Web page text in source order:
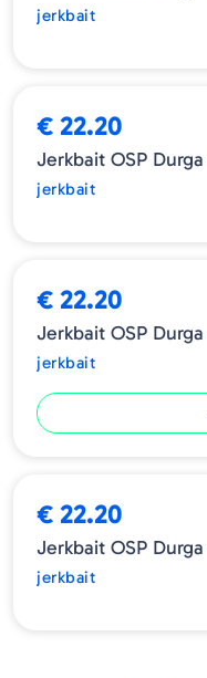
jerkbait
€ 22.20
Jerkbait OSP
jerkbait
€ 22.20
Jerkbait OSP
jerkbait
€ 22.20
Jerkbait OSP
jerkbait